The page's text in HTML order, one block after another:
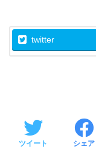
twitter
ツイート シェア